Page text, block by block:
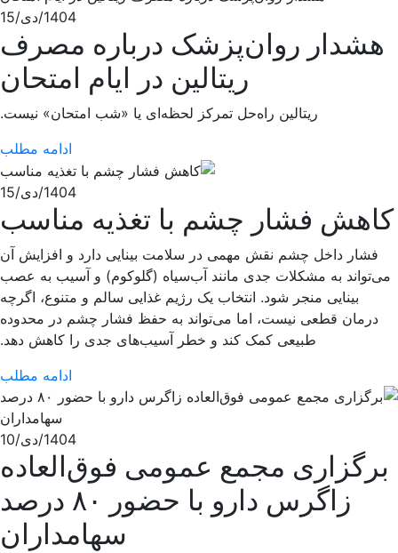
1404/دی/15
هشدار روان‌پزشک درباره مصرف
ریتالین در ایام امتحان
ریتالین راه‌حل تمرکز لحظه‌ای یا «شب امتحان» نیست.
ادامه مطلب
1404/دی/15
کاهش فشار چشم با تغذیه مناسب
فشار داخل چشم نقش مهمی در سلامت بینایی دارد و افزایش آن
می‌تواند به مشکلات جدی مانند آب‌سیاه (گلوکوم) و آسیب به عصب
بینایی منجر شود. انتخاب یک رژیم غذایی سالم و متنوع، اگرچه
درمان قطعی نیست، اما می‌تواند به حفظ فشار چشم در محدوده
طبیعی کمک کند و خطر آسیب‌های جدی را کاهش دهد.
ادامه مطلب
1404/دی/10
برگزاری مجمع عمومی فوق‌العاده
زاگرس دارو با حضور ۸۰ درصد
سهامداران